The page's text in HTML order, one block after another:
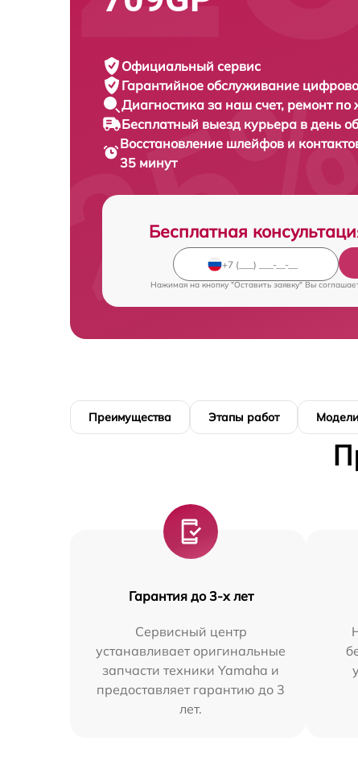
Официальный сервис
Гарантийное обслуживание
Диагностика за наш счет, ремонт
Бесплатный выезд курьера в день
Восстановление шлейфов и
35 минут
Бесплатная
Нажимая на кнопку "Оставить заявку" Вы
Преимущества Этапы работ Модели
Гарантия до 3-х лет
Сервисный центр
устанавливает оригинальные
запчасти техники Yamaha и
предоставляет гарантию до 3
лет.